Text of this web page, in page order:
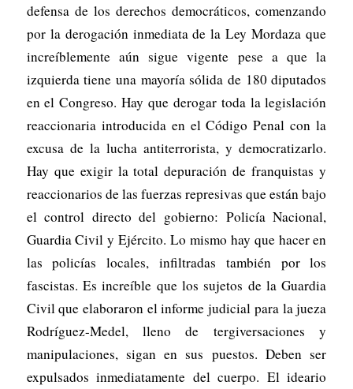
defensa de los derechos democráticos, comenzando
por la derogación inmediata de la Ley Mordaza que
increíblemente aún sigue vigente pese a que la
izquierda tiene una mayoría sólida de 180 diputados
en el Congreso. Hay que derogar toda la legislación
reaccionaria introducida en el Código Penal con la
excusa de la lucha antiterrorista, y democratizarlo.
Hay que exigir la total depuración de franquistas y
reaccionarios de las fuerzas represivas que están bajo
el control directo del gobierno: Policía Nacional,
Guardia Civil y Ejército. Lo mismo hay que hacer en
las policías locales, infiltradas también por los
fascistas. Es increíble que los sujetos de la Guardia
Civil que elaboraron el informe judicial para la jueza
Rodríguez-Medel, lleno de tergiversaciones y
manipulaciones, sigan en sus puestos. Deben ser
expulsados inmediatamente del cuerpo. El ideario